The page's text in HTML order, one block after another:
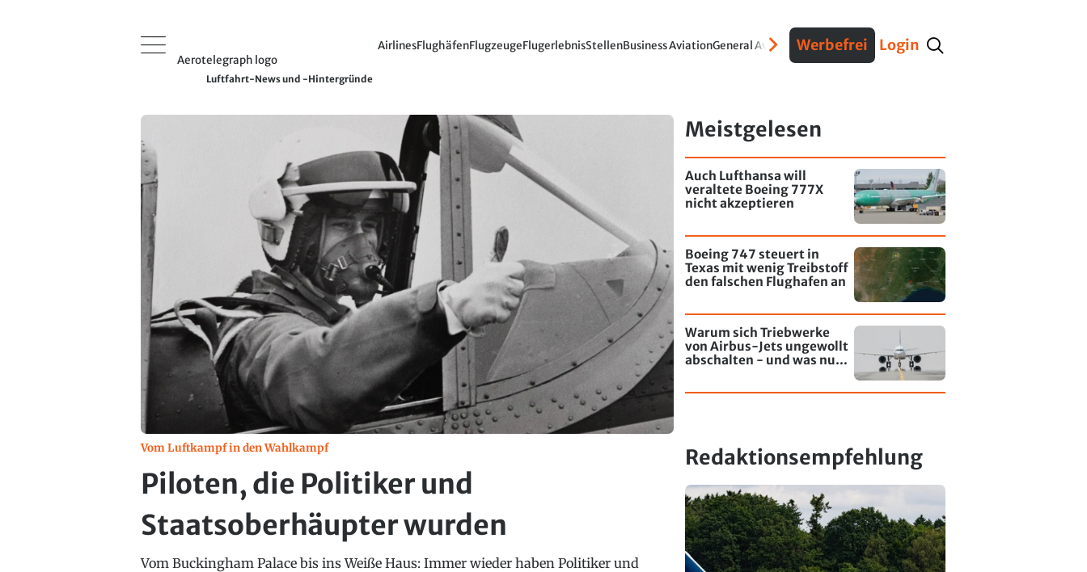
Aerotelegraph logo
AirlinesFlughäfenFlugzeugeFlugerlebnisStellenBusiness AviationGeneral AviationVerteidigungInterviews Fracht
Werbefrei Login
Luftfahrt-News und -Hintergründe
Vom Luftkampf in den Wahlkampf
Piloten, die Politiker und
Staatsoberhäupter wurden
Vom Buckingham Palace bis ins Weiße Haus: Immer wieder haben Politiker und
Meistgelesen
Auch Lufthansa will
veraltete Boeing 777X
nicht akzeptieren
Boeing 747 steuert in
Texas mit wenig Treibstoff
den falschen Flughafen an
Warum sich Triebwerke
von Airbus-Jets ungewollt
abschalten - und was nun
Redaktionsempfehlung